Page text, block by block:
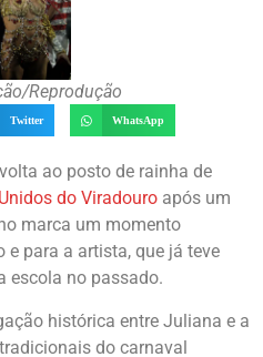
Reprodução
Twitter WhatsApp
ao posto de rainha de
Unidos do Viradouro após um
marca um momento
para a artista, que já teve
escola no passado.
histórica entre Juliana e a
do carnaval